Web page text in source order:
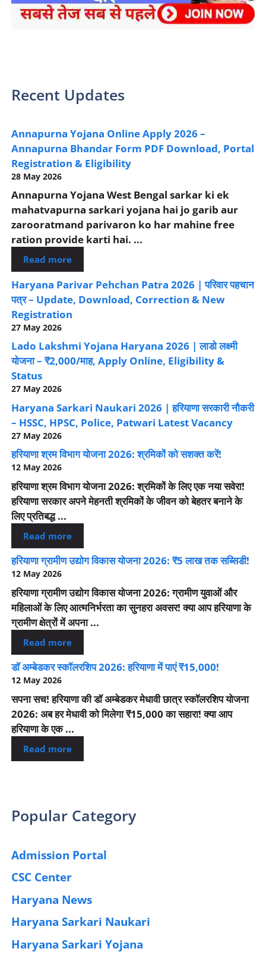
Recent Updates
Annapurna Yojana Online Apply 2026 –
Annapurna Bhandar Form PDF Download, Portal
Registration & Eligibility
28 May 2026
Annapurna Yojana West Bengal sarkar ki ek
mahatvapurna sarkari yojana hai jo garib aur
zarooratmand parivaron ko har mahine free
ration provide karti hai. ...
Read more
Haryana Parivar Pehchan Patra 2026 | परिवार पहचान
पत्र – Update, Download, Correction & New
Registration
27 May 2026
Lado Lakshmi Yojana Haryana 2026 | लाडो लक्ष्मी
योजना – ₹2,000/माह, Apply Online, Eligibility &
Status
27 May 2026
Haryana Sarkari Naukari 2026 | हरियाणा सरकारी नौकरी
– HSSC, HPSC, Police, Patwari Latest Vacancy
27 May 2026
हरियाणा श्रम विभाग योजना 2026: श्रमिकों को सशक्त करें!
12 May 2026
हरियाणा श्रम विभाग योजना 2026: श्रमिकों के लिए एक नया सवेरा!
हरियाणा सरकार अपने मेहनती श्रमिकों के जीवन को बेहतर बनाने के
लिए प्रतिबद्ध ...
Read more
हरियाणा ग्रामीण उद्योग विकास योजना 2026: ₹5 लाख तक सब्सिडी!
12 May 2026
हरियाणा ग्रामीण उद्योग विकास योजना 2026: ग्रामीण युवाओं और
महिलाओं के लिए आत्मनिर्भरता का सुनहरा अवसर! क्या आप हरियाणा के
ग्रामीण क्षेत्रों में अपना ...
Read more
डॉ अम्बेडकर स्कॉलरशिप 2026: हरियाणा में पाएं ₹15,000!
12 May 2026
सपना सच! हरियाणा की डॉ अम्बेडकर मेधावी छात्र स्कॉलरशिप योजना
2026: अब हर मेधावी को मिलेगा ₹15,000 का सहारा! क्या आप
हरियाणा के एक ...
Read more
Popular Category
Admission Portal
CSC Center
Haryana News
Haryana Sarkari Naukari
Haryana Sarkari Yojana